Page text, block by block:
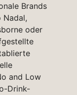
Brands
Nadal,
oder
and Low
Drink-